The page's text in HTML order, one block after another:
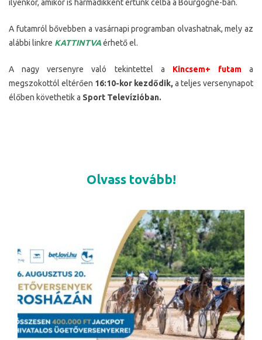
ilyenkor, amikor is harmadikként értünk célba a Bourgogne-ban.
A futamról bővebben a vasárnapi programban olvashatnak, mely az
alábbi linkre KATTINTVAérhető el.
A nagy versenyre való tekintettel a Kincsem+ futama
megszokottól eltérően 16:10-kor kezdődik, a teljes versenynapot
élőben követhetik a Sport Televízióban.
Olvass tovább!